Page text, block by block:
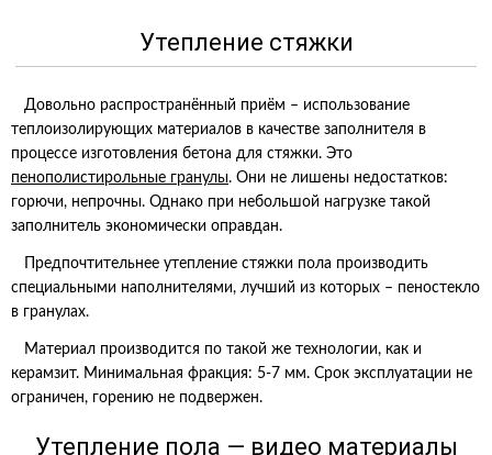
Утепление стяжки
Довольно распространённый приём – использование
теплоизолирующих материалов в качестве заполнителя в
процессе изготовления бетона для стяжки. Это
пенополистирольные гранулы. Они не лишены недостатков:
горючи, непрочны. Однако при небольшой нагрузке такой
заполнитель экономически оправдан.
Предпочтительнее утепление стяжки пола производить
специальными наполнителями, лучший из которых – пеностекло
в гранулах.
Материал производится по такой же технологии, как и
керамзит. Минимальная фракция: 5-7 мм. Срок эксплуатации не
ограничен, горению не подвержен.
Утепление пола — видео материалы